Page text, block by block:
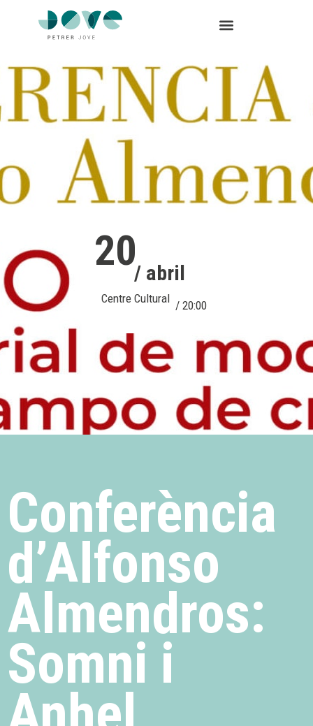
20/ abril
Centre Cultural / 20:00
Conferència
d’Alfonso
Almendros:
Somni i